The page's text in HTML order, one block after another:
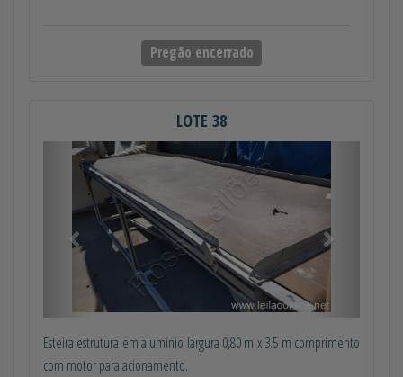
Pregão encerrado
LOTE 38
Anterior
Esteira estrutura em alumínio largura 0,80 m x 3.5 m comprimento
com motor para acionamento.